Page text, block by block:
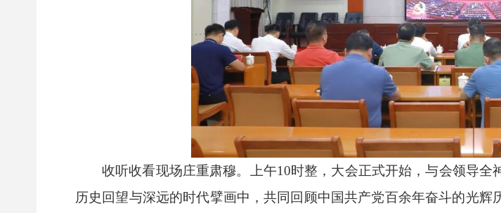
收听收看现场庄重肃穆。上午10时整，大会正式开始，与会领导
历史回望与深远的时代擘画中，共同回顾中国共产党百余年奋斗的光